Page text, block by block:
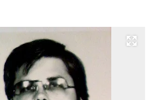
Развернуть на весь экран